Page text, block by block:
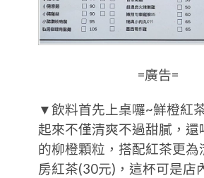
=廣告=
▼飲料首先上桌囉~鮮橙紅
起來不僅清爽不過甜膩，還
的柳橙顆粒，搭配紅茶更為
房紅茶(30元)，這杯可是店